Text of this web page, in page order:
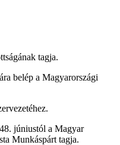
tagja.
belép a Magyarországi
júniustól a Magyar
Munkáspárt tagja.